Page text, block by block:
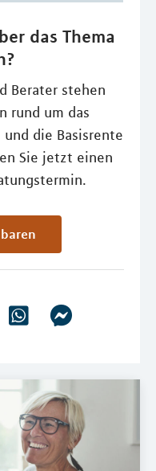
das Thema
Berater stehen
rund um das
die Basisrente
Sie jetzt einen